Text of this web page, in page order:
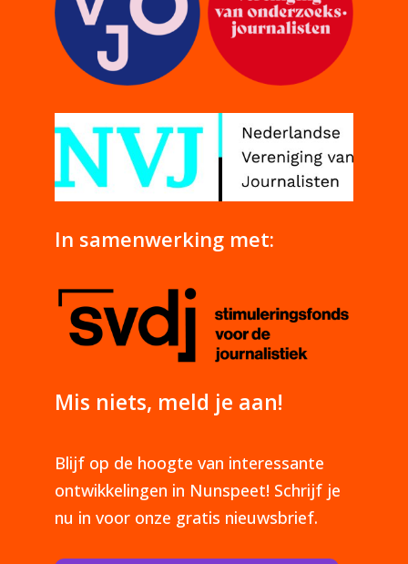
In samenwerking met:
Mis niets, meld je aan!
Blijf op de hoogte van interessante
ontwikkelingen in Nunspeet! Schrijf je
nu in voor onze gratis nieuwsbrief.